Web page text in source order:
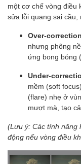
một cơ chế vòng điều
sửa lỗi quang sai cầu,
Over-
nhưng phông
ứng bong bóng
Under-
mềm (soft
(flare) nhẹ ở
mượt mà, tạo
(Lưu ý: Các tính năng
động nếu vòng điều